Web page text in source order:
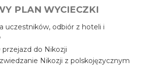
PLAN WYCIECZKI
uczestników, odbiór z hoteli i
przejazd do Nikozji
zwiedzanie Nikozji z polskojęzycznym